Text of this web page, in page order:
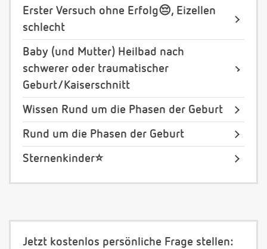
Erster Versuch ohne Erfolg😔, Eizellen
schlecht
Baby (und Mutter) Heilbad nach
schwerer oder traumatischer
Geburt/Kaiserschnitt
Wissen Rund um die Phasen der Geburt
Rund um die Phasen der Geburt
Sternenkinder⭐️
Jetzt kostenlos persönliche Frage stellen: